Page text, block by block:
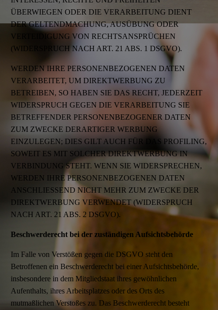
ÜBERWIEGEN ODER DIE VERARBEITUNG DIENT
DER GELTENDMACHUNG, AUSÜBUNG ODER
VERTEIDIGUNG VON RECHTSANSPRÜCHEN
(WIDERSPRUCH NACH ART. 21 ABS. 1 DSGVO).
WERDEN IHRE PERSONENBEZOGENEN DATEN
VERARBEITET, UM DIREKTWERBUNG ZU
BETREIBEN, SO HABEN SIE DAS RECHT, JEDERZEIT
WIDERSPRUCH GEGEN DIE VERARBEITUNG SIE
BETREFFENDER PERSONENBEZOGENER DATEN
ZUM ZWECKE DERARTIGER WERBUNG
EINZULEGEN; DIES GILT AUCH FÜR DAS PROFILING,
SOWEIT ES MIT SOLCHER DIREKTWERBUNG IN
VERBINDUNG STEHT. WENN SIE WIDERSPRECHEN,
WERDEN IHRE PERSONENBEZOGENEN DATEN
ANSCHLIESSEND NICHT MEHR ZUM ZWECKE DER
DIREKTWERBUNG VERWENDET (WIDERSPRUCH
NACH ART. 21 ABS. 2 DSGVO).
Beschwerderecht bei der zuständigen Aufsichtsbehörde
Im Falle von Verstößen gegen die DSGVO steht den
Betroffenen ein Beschwerderecht bei einer Aufsichtsbehörde,
insbesondere in dem Mitgliedstaat ihres gewöhnlichen
Aufenthalts, ihres Arbeitsplatzes oder des Orts des
mutmaßlichen Verstoßes zu. Das Beschwerderecht besteht